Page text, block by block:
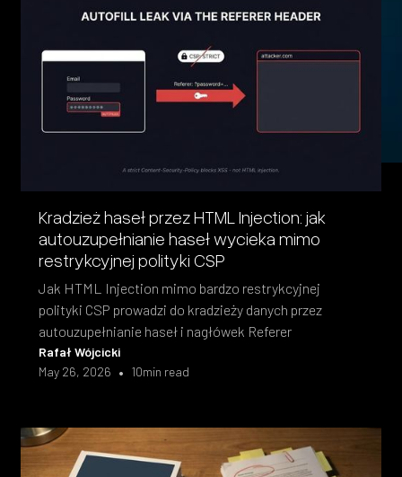
Kradzież haseł przez HTML Injection: jak
autouzupełnianie haseł wycieka mimo
restrykcyjnej polityki CSP
Jak HTML Injection mimo bardzo restrykcyjnej
polityki CSP prowadzi do kradzieży danych przez
autouzupełnianie haseł i nagłówek Referer
Rafał Wójcicki
May 26, 2026 • 10min read